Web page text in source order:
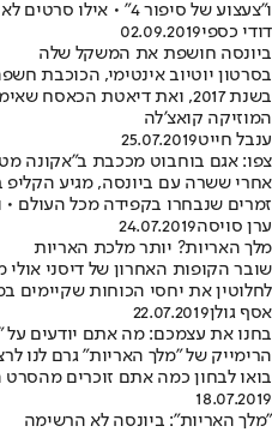
ו"צעצוע של סיפור 4" • אילו סרטים לא החזירו את ההשקעה?
דודי כספי02.09.2019
ביונסה חושפת את המשקל שלה
בסרטון יוטיוב אינטימי, הכוכבת
בשנת 2017, ואת דיאטת
המוזיקה קואצ'לה
ענבל חייט25.07.2019
צפו: אגם בוחבוט מככבת ב"אקונה
אחרי ששרה עם ביונסה, מגיע
זמרים שנבחרו בקפידה מכל העולם •
ערן סויסה24.07.2019
מלך האריות? יותר מלכת האריות
שובר הקופות האחרון של דיסני
לחלוטין את יחסי הכוחות שקיימים
אסף גולן22.07.2019
בחנו את עצמכם: מה אתם יודעים על
הרימייק של "מלך האריות" גרם לנו
בואו לבחון כמה אתם זוכרים מהסרט
18.07.2019
"מלך האריות": ביונסה לא הרשימה